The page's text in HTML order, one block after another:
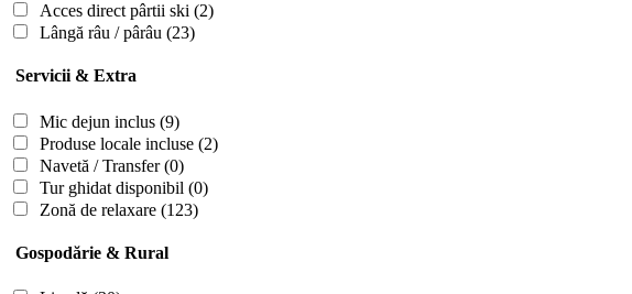
Acces direct pârtii ski (2)
Lângă râu / pârâu (23)
Servicii & Extra
Mic dejun inclus (9)
Produse locale incluse (2)
Navetă / Transfer(0)
Tur ghidat disponibil (0)
Zonă de relaxare (123)
Gospodărie & Rural